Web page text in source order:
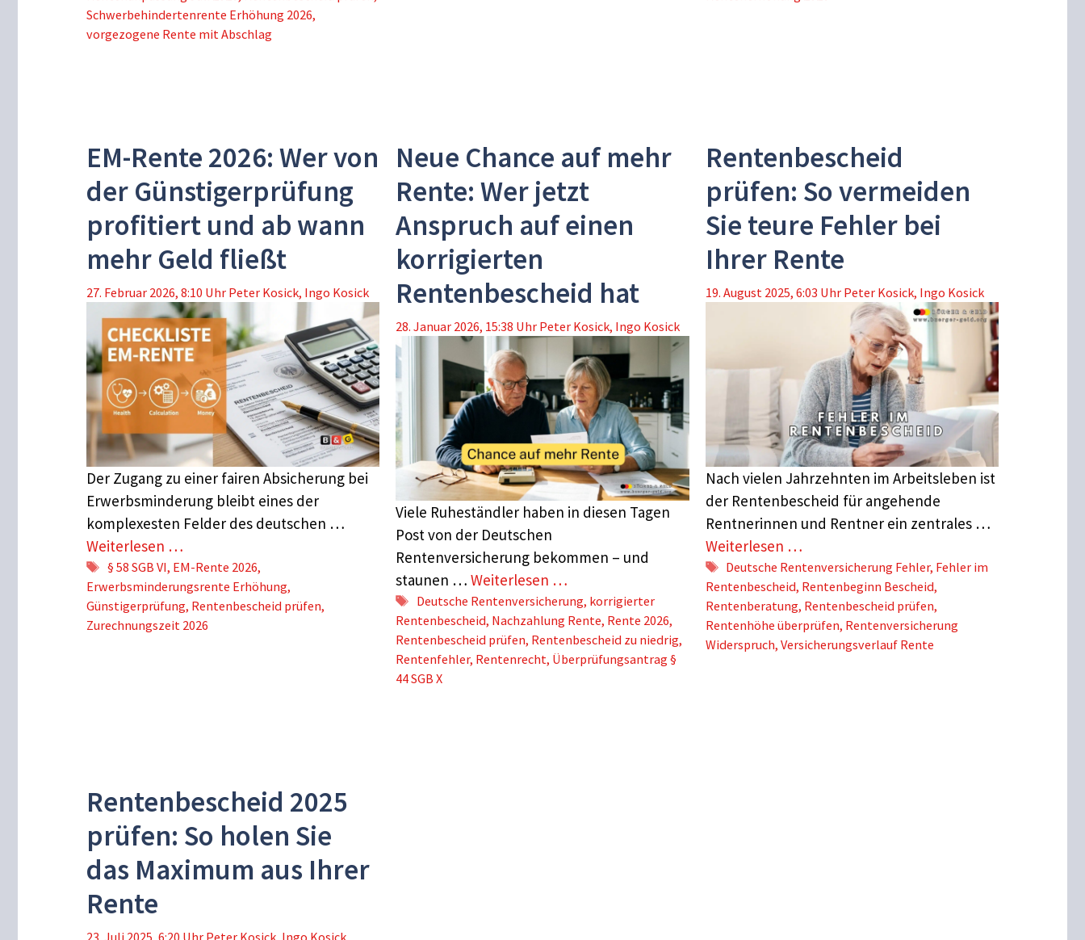
Schwerbehindertenrente Erhöhung 2026,
vorgezogene Rente mit Abschlag
EM-Rente 2026: Wer von
der Günstigerprüfung
profitiert und ab wann
mehr Geld fließt
27. Februar 2026, 8:10 Uhr Peter Kosick, Ingo Kosick
Der Zugang zu einer fairen Absicherung bei
Erwerbsminderung bleibt eines der
komplexesten Felder des deutschen …
Weiterlesen …
Schlagwörter
§ 58 SGB VI, EM-Rente 2026,
Erwerbsminderungsrente Erhöhung,
Günstigerprüfung, Rentenbescheid prüfen,
Zurechnungszeit 2026
Neue Chance auf mehr
Rente: Wer jetzt
Anspruch auf einen
korrigierten
Rentenbescheid hat
28. Januar 2026, 15:38 Uhr Peter Kosick, Ingo Kosick
Viele Ruheständler haben in diesen Tagen
Post von der Deutschen
Rentenversicherung bekommen – und
staunen …Weiterlesen …
Schlagwörter
Deutsche Rentenversicherung, korrigierter
Rentenbescheid, Nachzahlung Rente, Rente 2026,
Rentenbescheid prüfen, Rentenbescheid zu niedrig,
Rentenfehler, Rentenrecht, Überprüfungsantrag §
44 SGB X
Rentenbescheid
prüfen: So vermeiden
Sie teure Fehler bei
Ihrer Rente
19. August 2025, 6:03 Uhr Peter Kosick, Ingo Kosick
Nach vielen Jahrzehnten im Arbeitsleben ist
der Rentenbescheid für angehende
Rentnerinnen und Rentner ein zentrales …
Weiterlesen …
Schlagwörter
Deutsche Rentenversicherung Fehler, Fehler im
Rentenbescheid, Rentenbeginn Bescheid,
Rentenberatung, Rentenbescheid prüfen,
Rentenhöhe überprüfen, Rentenversicherung
Widerspruch, Versicherungsverlauf Rente
Rentenbescheid 2025
prüfen: So holen Sie
das Maximum aus Ihrer
Rente